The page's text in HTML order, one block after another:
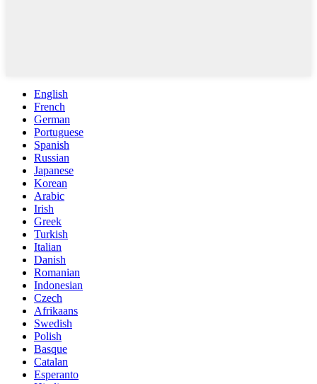
English
French
German
Portuguese
Spanish
Russian
Japanese
Korean
Arabic
Irish
Greek
Turkish
Italian
Danish
Romanian
Indonesian
Czech
Afrikaans
Swedish
Polish
Basque
Catalan
Esperanto